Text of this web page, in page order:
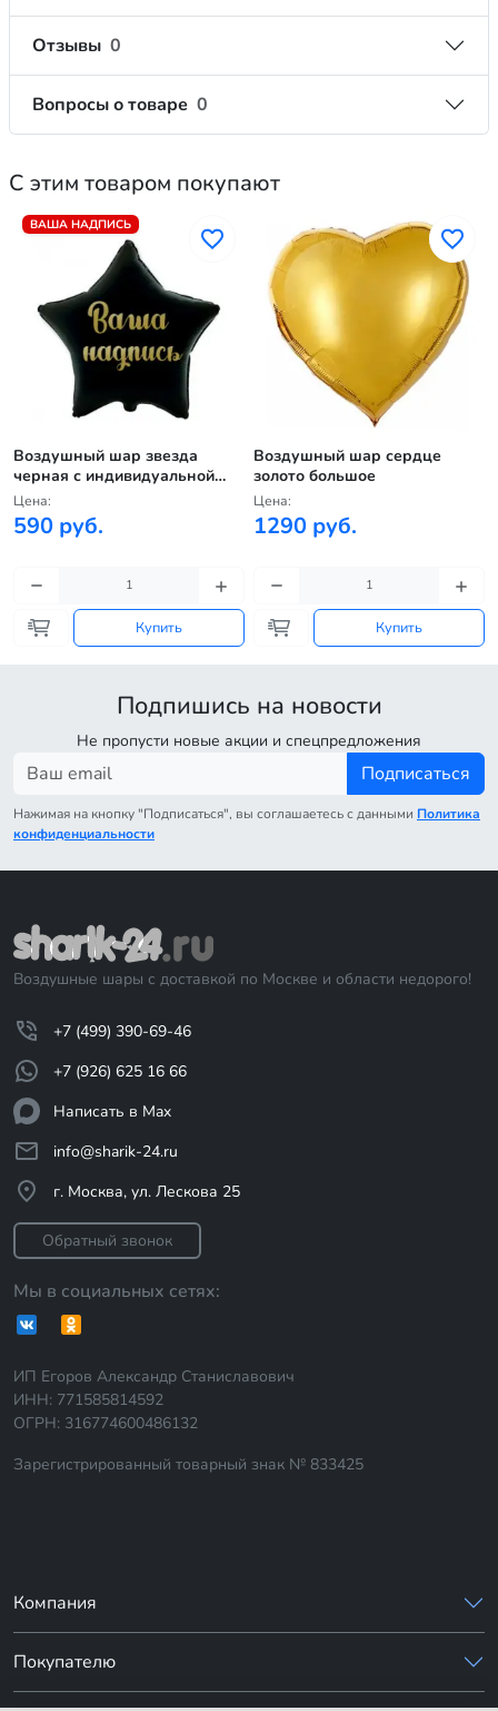
Отзывы 0
Вопросы о товаре 0
С этим товаром покупают
ВАША НАДПИСЬ
Воздушный шар звезда
черная с индивидуальной
надписью
Цена:
590 руб.
Купить
Воздушный шар сердце
золото большое
Цена:
1290 руб.
Купить
Подпишись на новости
Не пропусти новые акции и спецпредложения
Подписаться
Нажимая на кнопку "Подписаться", вы соглашаетесь с данными Политика
конфиденциальности
Воздушные шары с доставкой по Москве и области недорого!
+7 (499) 390-69-46
+7 (926) 625 16 66
Написать в Max
info@sharik-24.ru
г. Москва, ул. Лескова 25
Обратный звонок
Мы в социальных сетях:
ИП Егоров Александр Станиславович
ИНН: 771585814592
ОГРН: 316774600486132
Зарегистрированный товарный знак № 833425
Компания
Покупателю